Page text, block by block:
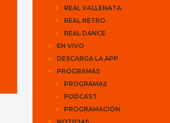
REAL VALLENATA
REAL RETRO
REAL DANCE
EN VIVO
DESCARGA LA APP
PROGRAMAS
PROGRAMAS
PODCAST
PROGRAMACIÓN